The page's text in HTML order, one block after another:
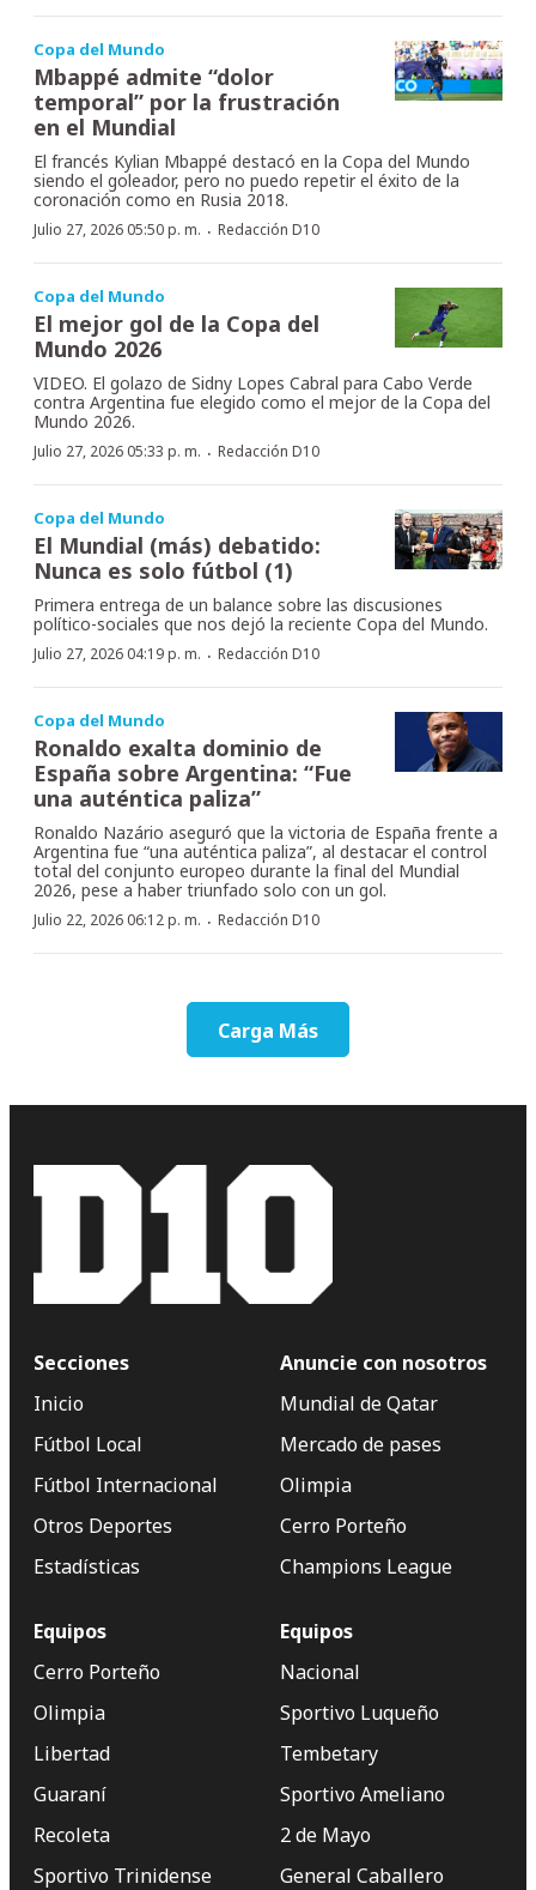
Copa del Mundo
Mbappé admite “dolor
temporal” por la frustración
en el Mundial
El francés Kylian Mbappé destacó en la Copa del Mundo
siendo el goleador, pero no puedo repetir el éxito de la
coronación como en Rusia 2018.
Julio 27, 2026 05:50 p. m. · Redacción D10
Copa del Mundo
El mejor gol de la Copa del
Mundo 2026
VIDEO. El golazo de Sidny Lopes Cabral para Cabo Verde
contra Argentina fue elegido como el mejor de la Copa del
Mundo 2026.
Julio 27, 2026 05:33 p. m. · Redacción D10
Copa del Mundo
El Mundial (más) debatido:
Nunca es solo fútbol (1)
Primera entrega de un balance sobre las discusiones
político-sociales que nos dejó la reciente Copa del Mundo.
Julio 27, 2026 04:19 p. m. · Redacción D10
Copa del Mundo
Ronaldo exalta dominio de
España sobre Argentina: “Fue
una auténtica paliza”
Ronaldo Nazário aseguró que la victoria de España frente a
Argentina fue “una auténtica paliza”, al destacar el control
total del conjunto europeo durante la final del Mundial
2026, pese a haber triunfado solo con un gol.
Julio 22, 2026 06:12 p. m. · Redacción D10
Carga Más
Secciones
Inicio
Fútbol Local
Fútbol Internacional
Otros Deportes
Estadísticas
Anuncie con nosotros
Mundial de Qatar
Mercado de pases
Olimpia
Cerro Porteño
Champions League
Equipos
Cerro Porteño
Olimpia
Libertad
Guaraní
Recoleta
Sportivo Trinidense
Equipos
Nacional
Sportivo Luqueño
Tembetary
Sportivo Ameliano
2 de Mayo
General Caballero